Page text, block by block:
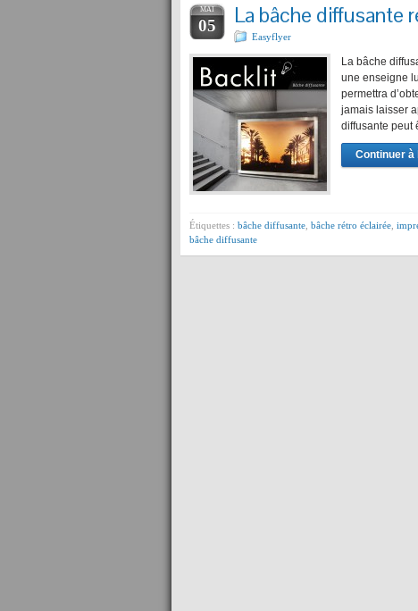
MAI
05 La bâche diffusante
Easyflyer
La bâche
une enseigne
permettra
jamais laisser
diffusante peut
Continuer à
Étiquettes : bâche diffusante bâche rétro éclairée
bâche diffusante